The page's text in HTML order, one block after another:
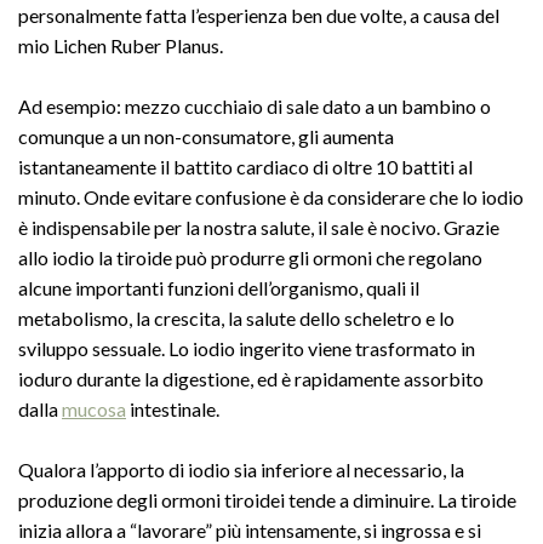
personalmente fatta l’esperienza ben due volte, a causa del
mio Lichen Ruber Planus.
Ad esempio: mezzo cucchiaio di sale dato a un bambino o
comunque a un non-consumatore, gli aumenta
istantaneamente il battito cardiaco di oltre 10 battiti al
minuto. Onde evitare confusione è da considerare che lo iodio
è indispensabile per la nostra salute, il sale è nocivo. Grazie
allo iodio la tiroide può produrre gli ormoni che regolano
alcune importanti funzioni dell’organismo, quali il
metabolismo, la crescita, la salute dello scheletro e lo
sviluppo sessuale. Lo iodio ingerito viene trasformato in
ioduro durante la digestione, ed è rapidamente assorbito
dallamucosa intestinale.
Qualora l’apporto di iodio sia inferiore al necessario, la
produzione degli ormoni tiroidei tende a diminuire. La tiroide
inizia allora a “lavorare” più intensamente, si ingrossa e si